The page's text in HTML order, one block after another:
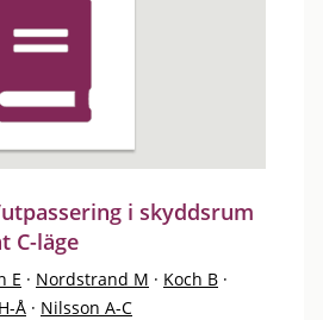
i skyddsrum
C-läge
E · Nordstrand M · Koch B ·
Å · Nilsson A-C